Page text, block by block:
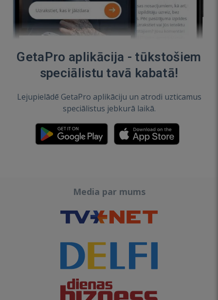
GetaPro aplikācija - tūkstošiem
speciālistu tavā kabatā!
Lejupielādē GetaPro aplikāciju un atrodi uzticamus
speciālistus jebkurā laikā.
Media par mums